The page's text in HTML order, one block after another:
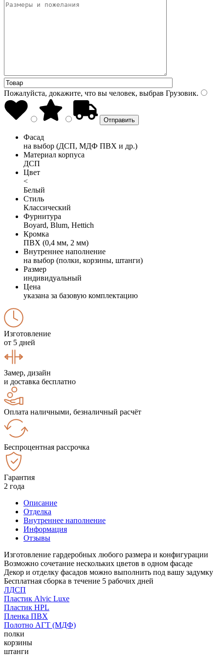
Пожалуйста, докажите, что вы человек, выбрав Грузовик.
Фасад
на выбор (ДСП, МДФ ПВХ и др.)
Материал корпуса
ДСП
Цвет
<
Белый
Стиль
Классический
Фурнитура
Boyard, Blum, Hettich
Кромка
ПВХ (0,4 мм, 2 мм)
Внутреннее наполнение
на выбор (полки, корзины, штанги)
Размер
индивидуальный
Цена
указана за базовую комплектацию
Изготовление
от 5 дней
Замер, дизайн
и доставка бесплатно
Оплата наличными, безналичный расчёт
Беспроцентная рассрочка
Гарантия
2 года
Описание
Отделка
Внутреннее наполнение
Информация
Отзывы
Изготовление гардеробных любого размера и конфигурации
Возможно сочетание нескольких цветов в одном фасаде
Декор и отделку фасадов можно выполнить под вашу задумку
Бесплатная сборка в течение 5 рабочих дней
ЛДСП
Пластик Alvic Luxe
Пластик HPL
Пленка ПВХ
Полотно АГТ (МДФ)
полки
корзины
штанги